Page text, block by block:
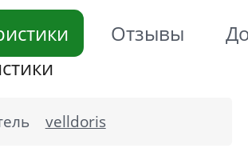
Отзывы
velldoris